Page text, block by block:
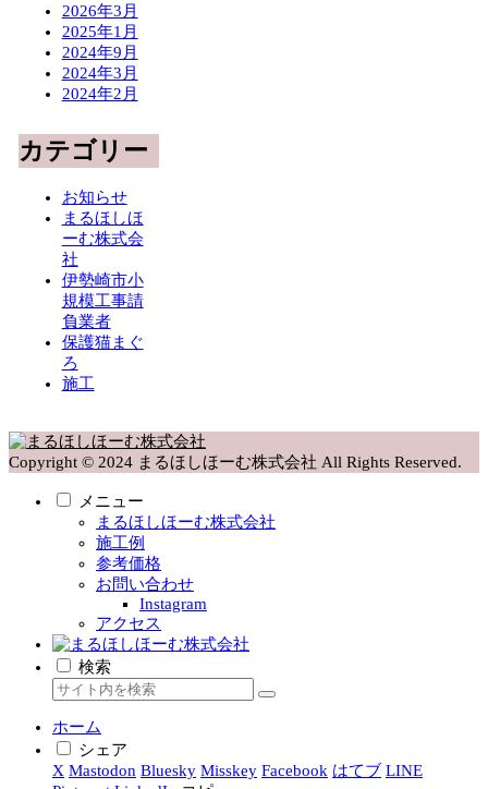
2026年3月
2025年1月
2024年9月
2024年3月
2024年2月
カテゴリー
お知らせ
まるほしほ
ーむ株式会
社
伊勢崎市小
規模工事請
負業者
保護猫まぐ
ろ
施工
Copyright © 2024 まるほしほーむ株式会社 All Rights Reserved.
メニュー
まるほしほーむ株式会社
施工例
参考価格
お問い合わせ
Instagram
アクセス
検索
ホーム
シェア
X Mastodon Bluesky Misskey Facebook はてブ LINE